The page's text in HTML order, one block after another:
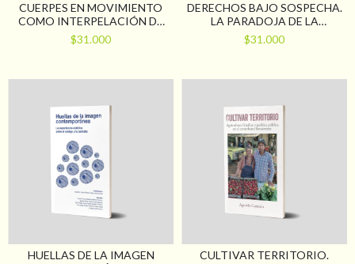
CUERPES EN MOVIMIENTO
COMO INTERPELACIÓN DE
LOS PROCESOS DE
INTERVENCIÓN DEL
$31.000
DERECHOS BAJO SOSPECHA.
LA PARADOJA DE LA
PROTECCIÓN SOCIAL EN LA
DISCAPACIDAD
$31.000
HUELLAS DE LA IMAGEN
CULTIVAR TERRITORIO.